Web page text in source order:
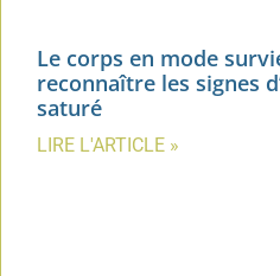
Le corps en mode
reconnaître les signes
saturé
LIRE L'ARTICLE »